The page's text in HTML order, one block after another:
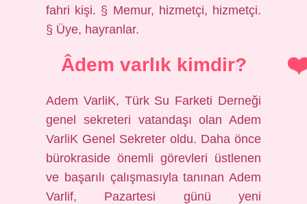
fahri kişi. § Memur, hizmetçi, hizmetçi.
§ Üye, hayranlar.
Âdem varlık kimdir?
Adem VarliK, Türk Su Farketi Derneği
genel sekreteri vatandaşı olan Adem
VarliK Genel Sekreter oldu. Daha önce
bürokraside önemli görevleri üstlenen
ve başarılı çalışmasıyla tanınan Adem
Varlif, Pazartesi günü yeni